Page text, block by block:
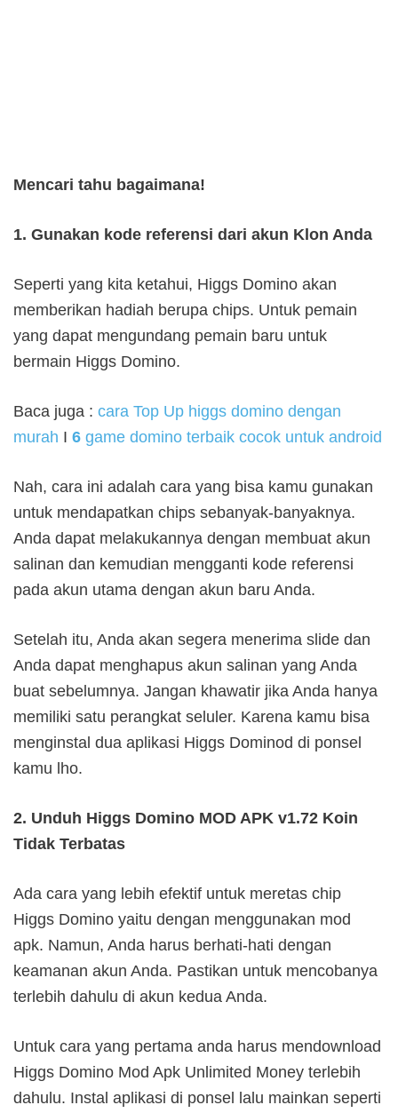
Mencari tahu bagaimana!
1. Gunakan kode referensi dari akun Klon Anda
Seperti yang kita ketahui, Higgs Domino akan
memberikan hadiah berupa chips. Untuk pemain
yang dapat mengundang pemain baru untuk
bermain Higgs Domino.
Baca juga : cara Top Up higgs domino dengan
murah I 6 game domino terbaik cocok untuk android
Nah, cara ini adalah cara yang bisa kamu gunakan
untuk mendapatkan chips sebanyak-banyaknya.
Anda dapat melakukannya dengan membuat akun
salinan dan kemudian mengganti kode referensi
pada akun utama dengan akun baru Anda.
Setelah itu, Anda akan segera menerima slide dan
Anda dapat menghapus akun salinan yang Anda
buat sebelumnya. Jangan khawatir jika Anda hanya
memiliki satu perangkat seluler. Karena kamu bisa
menginstal dua aplikasi Higgs Dominod di ponsel
kamu lho.
2. Unduh Higgs Domino MOD APK v1.72 Koin
Tidak Terbatas
Ada cara yang lebih efektif untuk meretas chip
Higgs Domino yaitu dengan menggunakan mod
apk. Namun, Anda harus berhati-hati dengan
keamanan akun Anda. Pastikan untuk mencobanya
terlebih dahulu di akun kedua Anda.
Untuk cara yang pertama anda harus mendownload
Higgs Domino Mod Apk Unlimited Money terlebih
dahulu. Instal aplikasi di ponsel lalu mainkan seperti